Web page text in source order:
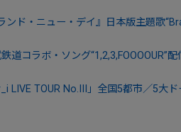
ンド・ニュー・デイ』日本版主題歌
道コラボ・ソング“1,2,3,FOOOOUR”配
LIVE TOUR No.III」全国5都市／5大ド